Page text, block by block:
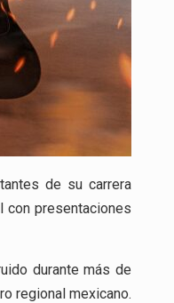
de su carrera
con presentaciones
durante más de
regional mexicano.